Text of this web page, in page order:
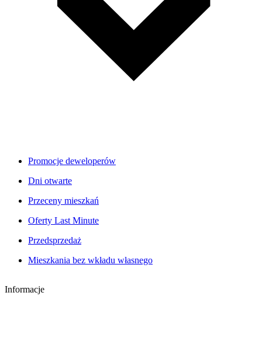
Promocje deweloperów
Dni otwarte
Przeceny mieszkań
Oferty Last Minute
Przedsprzedaż
Mieszkania bez wkładu własnego
Informacje